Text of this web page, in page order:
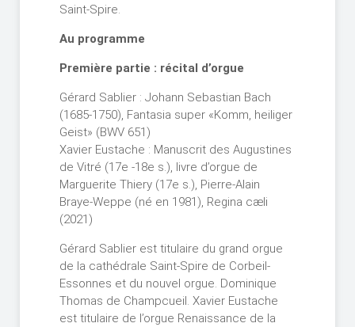
Saint-Spire.
Au programme
Première partie : récital d’orgue
Gérard Sablier : Johann Sebastian Bach
(1685-1750), Fantasia super «Komm, heiliger
Geist» (BWV 651)
Xavier Eustache : Manuscrit des Augustines
de Vitré (17e -18e s.), livre d’orgue de
Marguerite Thiery (17e s.), Pierre-Alain
Braye-Weppe (né en 1981), Regina cæli
(2021)
Gérard Sablier est titulaire du grand orgue
de la cathédrale Saint-Spire de Corbeil-
Essonnes et du nouvel orgue. Dominique
Thomas de Champcueil. Xavier Eustache
est titulaire de l’orgue Renaissance de la